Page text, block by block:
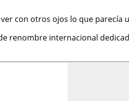
con otros ojos lo que parecía
renombre internacional